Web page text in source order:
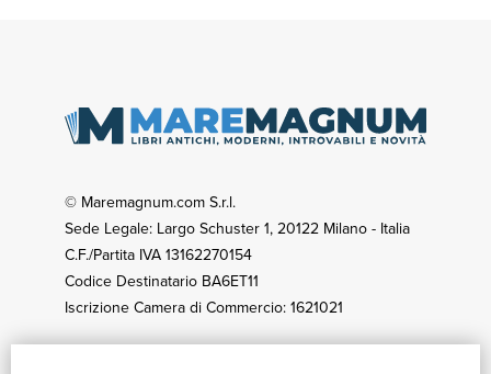
© Maremagnum.com S.r.l.
Sede Legale: Largo Schuster 1, 20122 Milano - Italia
C.F./Partita IVA 13162270154
Codice Destinatario BA6ET11
Iscrizione Camera di Commercio: 1621021